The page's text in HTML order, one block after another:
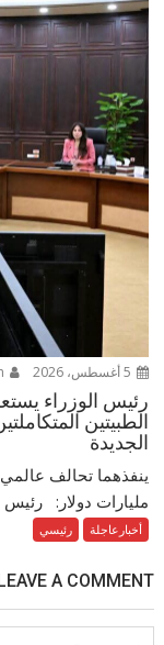
رئيس الوزراء
الطبيتين
الجديدة
مليارات دولار:
أخبارعاجلة رئيسي
A COMMENT